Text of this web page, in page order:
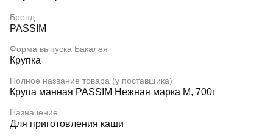
Бренд
PASSIM
Форма выпуска Бакалея
Крупка
Полное название товара (у поставщика)
Крупа манная PASSIM Нежная марка М, 700г
Назначение
Для приготовления каши